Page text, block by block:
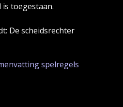
toegestaan.
De scheidsrechter
spelregels